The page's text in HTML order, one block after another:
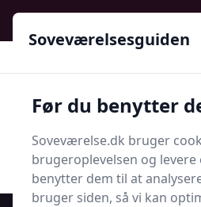
Søg nu
Søg nu
Soveværelsesguiden
Før du benytter
Soveværelse.dk bruger
brugeroplevelsen og levere
benytter dem til at
bruger siden, så vi kan